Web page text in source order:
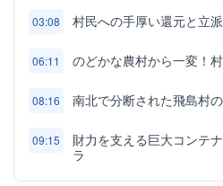
03:08 村民への手厚い還元と立
06:11 のどかな農村から一変！
08:16 南北で分断された飛島村
09:15
財力を支える巨大コンテ
ラ